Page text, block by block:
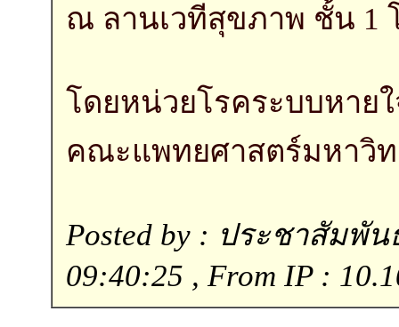
ณ ลานเวทีสุขภาพ ชั้น 1
โดยหน่วยโรคระบบหาย
คณะแพทยศาสตร์มหาวิ
Posted by : ประชาสัมพัน
09:40:25 , From IP :